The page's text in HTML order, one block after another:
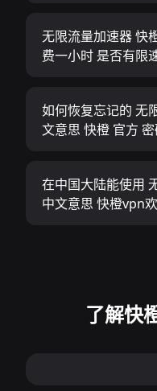
无限流量加速器 快
费一小时 是否有限
如何恢复忘记的 无
文意思 快橙 官方 密
在中国大陆能使用
中文意思 快橙vpn
了解快